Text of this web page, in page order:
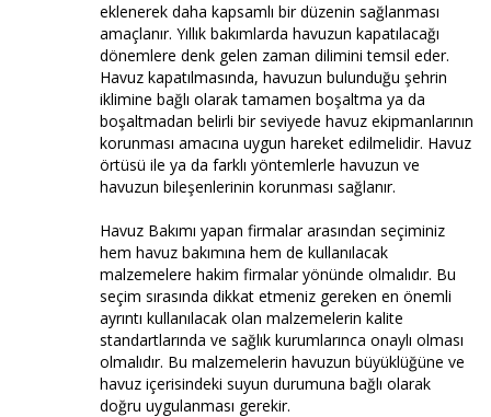
eklenerek daha kapsamlı bir düzenin sağlanması
amaçlanır. Yıllık bakımlarda havuzun kapatılacağı
dönemlere denk gelen zaman dilimini temsil eder.
Havuz kapatılmasında, havuzun bulunduğu şehrin
iklimine bağlı olarak tamamen boşaltma ya da
boşaltmadan belirli bir seviyede havuz ekipmanlarının
korunması amacına uygun hareket edilmelidir. Havuz
örtüsü ile ya da farklı yöntemlerle havuzun ve
havuzun bileşenlerinin korunması sağlanır.
Havuz Bakımı yapan firmalar arasından seçiminiz
hem havuz bakımına hem de kullanılacak
malzemelere hakim firmalar yönünde olmalıdır. Bu
seçim sırasında dikkat etmeniz gereken en önemli
ayrıntı kullanılacak olan malzemelerin kalite
standartlarında ve sağlık kurumlarınca onaylı olması
olmalıdır. Bu malzemelerin havuzun büyüklüğüne ve
havuz içerisindeki suyun durumuna bağlı olarak
doğru uygulanması gerekir.